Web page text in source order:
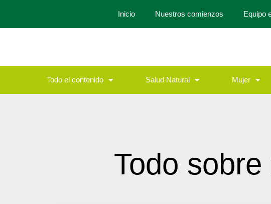
Inicio Nuestros comienzos Equipo
Todo el contenido Salud Natural Mujer
Todo